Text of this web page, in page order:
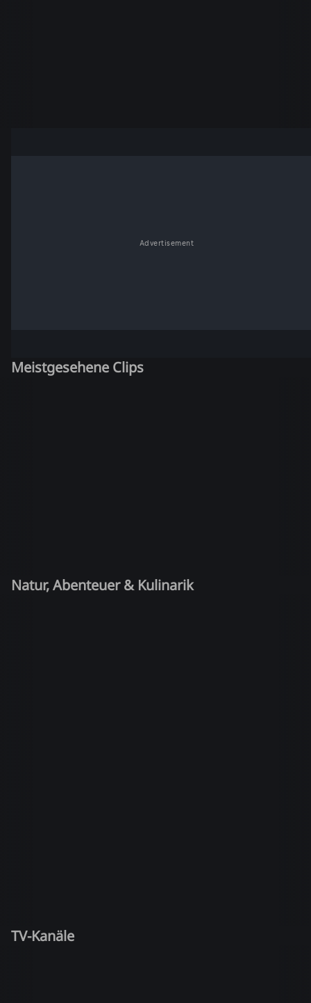
Advertisement
Meistgesehene Clips
Natur, Abenteuer & Kulinarik
TV-Kanäle